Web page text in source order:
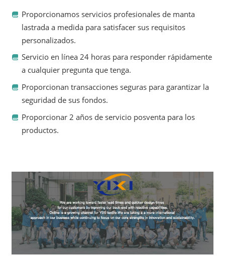
Proporcionamos servicios profesionales de manta
lastrada a medida para satisfacer sus requisitos
personalizados.
Servicio en línea 24 horas para responder rápidamente
a cualquier pregunta que tenga.
Proporcionan transacciones seguras para garantizar la
seguridad de sus fondos.
Proporcionar 2 años de servicio posventa para los
productos.